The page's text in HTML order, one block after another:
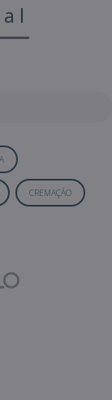
CREMAÇÃO